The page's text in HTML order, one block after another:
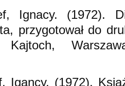
Ignacy. (1972).
przygotował do
Igancy. (1972).